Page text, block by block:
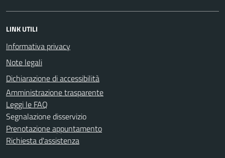
LINK UTILI
Informativa privacy
Note legali
Dichiarazione di accessibilità
Amministrazione trasparente
Leggi le FAQ
Segnalazione disservizio
Prenotazione appuntamento
Richiesta d'assistenza